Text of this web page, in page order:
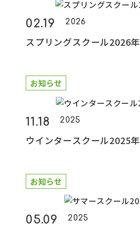
02.19 2026
スプリングスクール2026年
お知らせ
11.18 2025
ウインタースクール2025年
お知らせ
05.09 2025